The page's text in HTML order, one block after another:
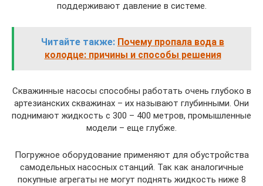
поддерживают давление в системе.
Читайте также: Почему пропала вода в
колодце: причины и способы решения
Скважинные насосы способны работать очень глубоко в
артезианских скважинах – их называют глубинными. Они
поднимают жидкость с 300 – 400 метров, промышленные
модели – еще глубже.
Погружное оборудование применяют для обустройства
самодельных насосных станций. Так как аналогичные
покупные агрегаты не могут поднять жидкость ниже 8